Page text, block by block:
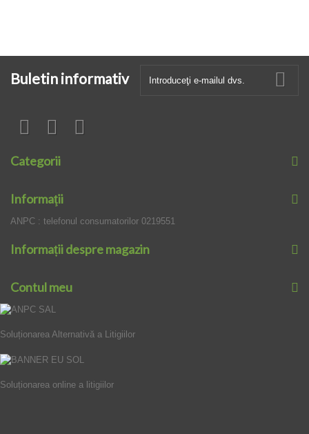
Buletin informativ
Categorii
Informaţii
ANPC : telefonul consumatorilor 0219551
Informații despre magazin
Contul meu
Soluționarea Alternativă a Litigiilor
Soluționarea online a litigiilor